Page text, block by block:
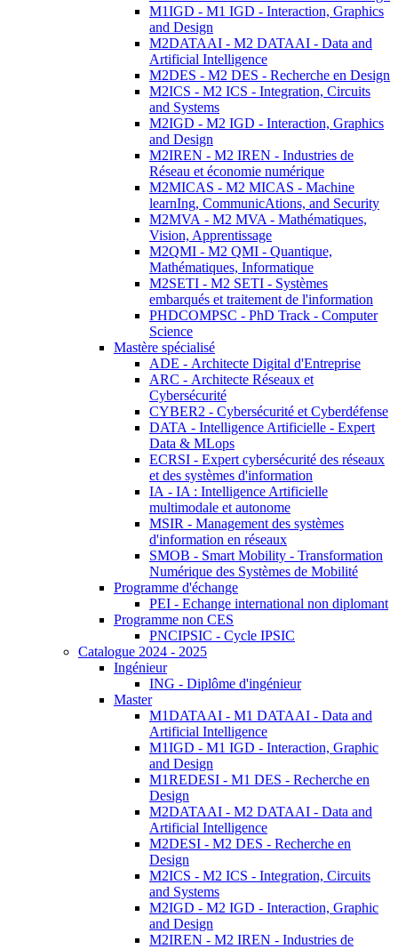
M1IGD - M1 IGD - Interaction, Graphics
and Design
M2DATAAI - M2 DATAAI - Data and
Artificial Intelligence
M2DES - M2 DES - Recherche en Design
M2ICS - M2 ICS - Integration, Circuits
and Systems
M2IGD - M2 IGD - Interaction, Graphics
and Design
M2IREN - M2 IREN - Industries de
Réseau et économie numérique
M2MICAS - M2 MICAS - Machine
learnIng, CommunicAtions, and Security
M2MVA - M2 MVA - Mathématiques,
Vision, Apprentissage
M2QMI - M2 QMI - Quantique,
Mathématiques, Informatique
M2SETI - M2 SETI - Systèmes
embarqués et traitement de l'information
PHDCOMPSC - PhD Track - Computer
Science
Mastère spécialisé
ADE - Architecte Digital d'Entreprise
ARC - Architecte Réseaux et
Cybersécurité
CYBER2 - Cybersécurité et Cyberdéfense
DATA - Intelligence Artificielle - Expert
Data & MLops
ECRSI - Expert cybersécurité des réseaux
et des systèmes d'information
IA - IA : Intelligence Artificielle
multimodale et autonome
MSIR - Management des systèmes
d'information en réseaux
SMOB - Smart Mobility - Transformation
Numérique des Systèmes de Mobilité
Programme d'échange
PEI - Echange international non diplomant
Programme non CES
PNCIPSIC - Cycle IPSIC
Catalogue 2024 - 2025
Ingénieur
ING - Diplôme d'ingénieur
Master
M1DATAAI - M1 DATAAI - Data and
Artificial Intelligence
M1IGD - M1 IGD - Interaction, Graphic
and Design
M1REDESI - M1 DES - Recherche en
Design
M2DATAAI - M2 DATAAI - Data and
Artificial Intelligence
M2DESI - M2 DES - Recherche en
Design
M2ICS - M2 ICS - Integration, Circuits
and Systems
M2IGD - M2 IGD - Interaction, Graphic
and Design
M2IREN - M2 IREN - Industries de